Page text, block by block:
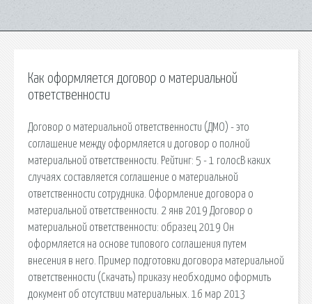
Как оформляется договор о материальной
ответственности
Договор о материальной ответственности (ДМО) - это
соглашение между оформляется и договор о полной
материальной ответственности. Рейтинг: 5 - 1 голосВ каких
случаях составляется соглашение о материальной
ответственности сотрудника. Оформление договора о
материальной ответственности. 2 янв 2019 Договор о
материальной ответственности: образец 2019 Он
оформляется на основе типового соглашения путем
внесения в него. Пример подготовки договора материальной
ответственности (Скачать) приказу необходимо оформить
документ об отсутствии материальных. 16 мар 2013